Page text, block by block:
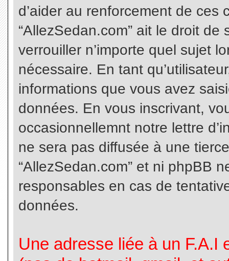
d’aider au renforcement de
“AllezSedan.com” ait le droit de
verrouiller n’importe quel sujet
nécessaire. En tant
informations que vous avez
données. En vous inscrivant,
occasionnellemnt notre lettre
ne sera pas diffusée à une
“AllezSedan.com” et ni phpBB
responsables en cas de
données.
Une adresse liée à un F.A.I